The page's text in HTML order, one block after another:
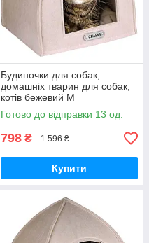
Будиночки для собак,
домашніх тварин для собак,
котів бежевий M
Готово до відправки 13 од.
798 ₴ 1 596 ₴
Купити